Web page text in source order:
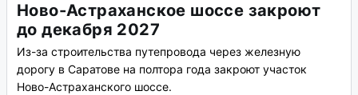
Ново-Астраханское шоссе закроют
до декабря 2027
Из-за строительства путепровода через железную
дорогу в Саратове на полтора года закроют участок
Ново-Астраханского шоссе.